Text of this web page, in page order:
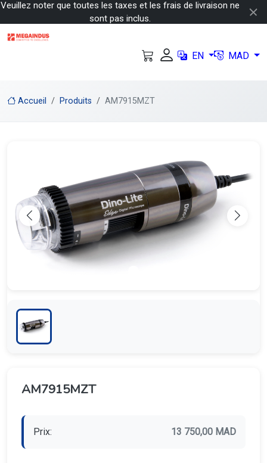
Veuillez noter que toutes les taxes et les frais de livraison ne
sont pas inclus.
EN MAD
Accueil Produits AM7915MZT
AM7915MZT
Prix: 13 750,00 MAD